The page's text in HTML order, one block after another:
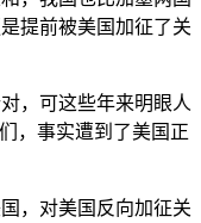
提前被美国加征了关
，可这些年来明眼人
，事实遭到了美国正
，对美国反向加征关